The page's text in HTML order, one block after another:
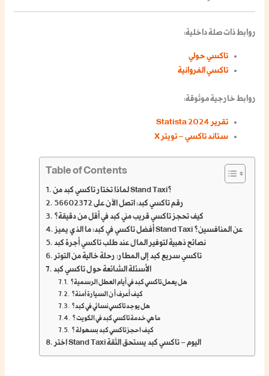
روابط ذات صلة داخلية:
تاكسي حولي
تاكسي الفروانية
روابط خارجية موثوقة:
تقرير Statista 2024
ستاند تاكسي – تويتر X
Table of Contents
لماذا تختار تاكسي كبد من Stand Taxi؟
رقم تاكسي كبد: اتصل الآن على 56602372
كيف تحجز تاكسي قريب مني كبد في أقل من دقيقة؟
أفضل تاكسي في كبد: ما الذي يميز Stand Taxi عن المنافسين؟
نصائح ذهبية لتوفير المال عند طلب تاكسي أجرة كبد
تاكسي سريع كبد إلى المطار: رحلة خالية من التوتر
الأسئلة الشائعة حول تاكسي كبد
هل يعمل تاكسي كبد في أيام العطل الرسمية؟
كيف أعرف أن السيارة آمنة؟
هل يوجد تاكسي نسائي في كبد؟
ما هي خدمة تاكسي كبد في الكويت ؟
كيف احجز تاكسي كبد بسهولة ؟
اختر Stand Taxi اليوم – تاكسي كبد يستحق الثقة